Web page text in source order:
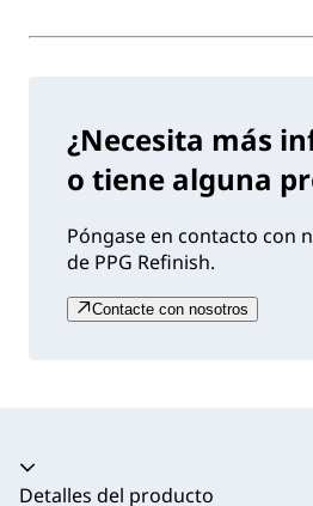
¿Necesita más
o tiene alguna
Póngase en contacto con
de PPG Refinish.
Contacte con nosotros
Acordeón colapsado
Detalles del producto